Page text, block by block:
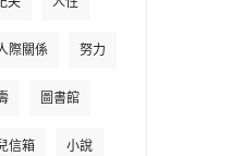
際關係 努力
圖書館
信箱 小說